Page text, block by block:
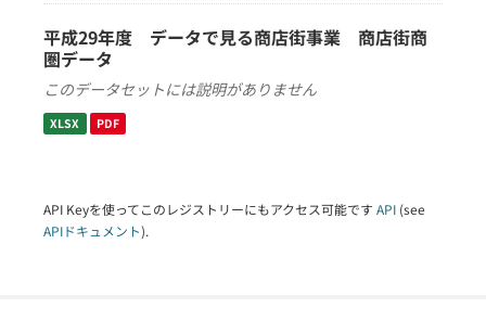
平成29年度 データで見る商店街事業 商店街商
圏データ
このデータセットには説明がありません
XLSX PDF
API Keyを使ってこのレジストリーにもアクセス可能です API (see
APIドキュメント).